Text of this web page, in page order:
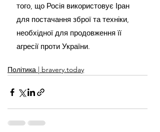
того, що Росія використовує Іран
для постачання зброї та техніки,
необхідної для продовження її
агресії проти України.
Політика | bravery.today